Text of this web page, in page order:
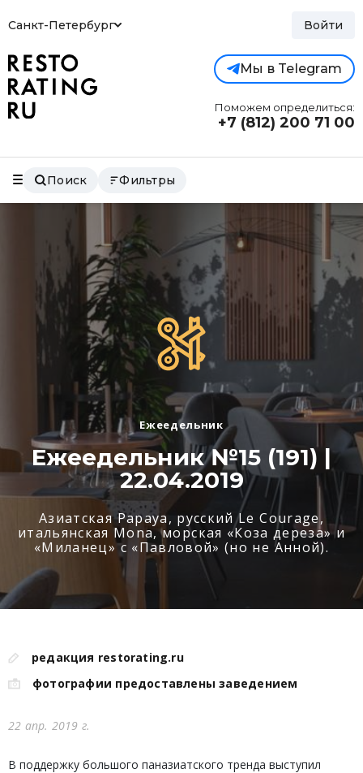
Санкт-Петербург Войти
Мы в Telegram
Поможем определиться:
+7 (812) 200 71 00
Поиск Фильтры
Ежеедельник
Ежеедельник №15 (191) |
22.04.2019
Азиатская Papaya, русский Le Courage,
итальянская Mona, морская «Коза дереза» и
«Миланец» с «Павловой» (но не Анной).
редакция restorating.ru
фотографии предоставлены заведением
22 апр. 2019 г.
В поддержку большого паназиатского тренда выступил